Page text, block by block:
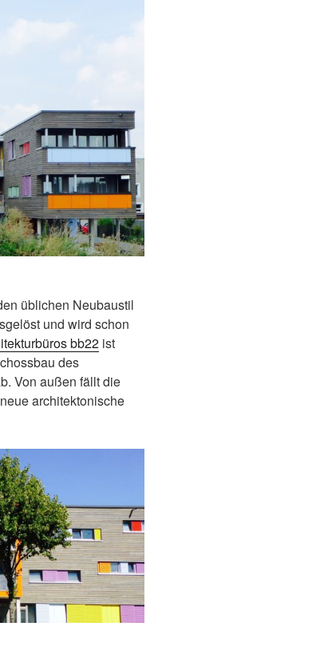
üblichen Neubaustil
und wird schon
bb22ist
des
Von außen fällt die
architektonische